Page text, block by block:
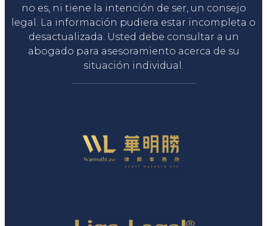
no es, ni tiene la intención de ser, un consejo
legal. La información pudiera estar incompleta o
desactualizada. Usted debe consultar a un
abogado para asesoramiento acerca de su
situación individual.